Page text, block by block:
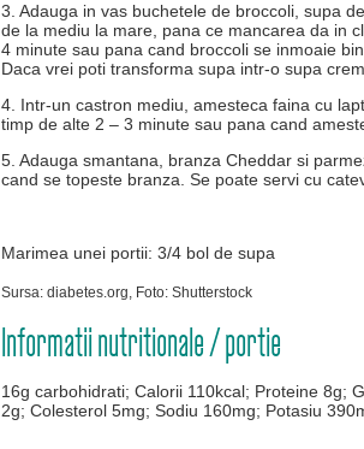
3. Adauga in vas buchetele de broccoli, supa
de la mediu la mare, pana ce mancarea da in
4 minute sau pana cand broccoli se inmoaie
Daca vrei poti transforma supa intr-o supa
4. Intr-un castron mediu, amesteca faina cu
timp de alte 2 – 3 minute sau pana cand
5. Adauga smantana, branza Cheddar si
cand se topeste branza. Se poate servi cu
Marimea unei portii: 3/4 bol de supa
Sursa: diabetes.org, Foto: Shutterstock
Informatii nutritionale / portie
16g carbohidrati; Calorii 110kcal; Proteine 8g;
2g; Colesterol 5mg; Sodiu 160mg; Potasiu